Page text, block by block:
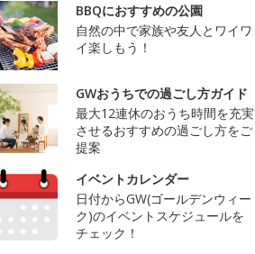
BBQにおすすめの公園
自然の中で家族や友人とワイワ
イ楽しもう！
GWおうちでの過ごし方ガイド
最大12連休のおうち時間を充実
させるおすすめの過ごし方をご
提案
イベントカレンダー
日付からGW(ゴールデンウィー
ク)のイベントスケジュールを
チェック！